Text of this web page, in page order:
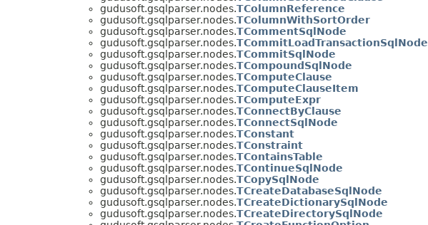
gudusoft.gsqlparser.nodes.TColumnReference
gudusoft.gsqlparser.nodes.TColumnWithSortOrder
gudusoft.gsqlparser.nodes.TCommentSqlNode
gudusoft.gsqlparser.nodes.TCommitLoadTransactionSqlNode
gudusoft.gsqlparser.nodes.TCommitSqlNode
gudusoft.gsqlparser.nodes.TCompoundSqlNode
gudusoft.gsqlparser.nodes.TComputeClause
gudusoft.gsqlparser.nodes.TComputeClauseItem
gudusoft.gsqlparser.nodes.TComputeExpr
gudusoft.gsqlparser.nodes.TConnectByClause
gudusoft.gsqlparser.nodes.TConnectSqlNode
gudusoft.gsqlparser.nodes.TConstant
gudusoft.gsqlparser.nodes.TConstraint
gudusoft.gsqlparser.nodes.TContainsTable
gudusoft.gsqlparser.nodes.TContinueSqlNode
gudusoft.gsqlparser.nodes.TCopySqlNode
gudusoft.gsqlparser.nodes.TCreateDatabaseSqlNode
gudusoft.gsqlparser.nodes.TCreateDictionarySqlNode
gudusoft.gsqlparser.nodes.TCreateDirectorySqlNode